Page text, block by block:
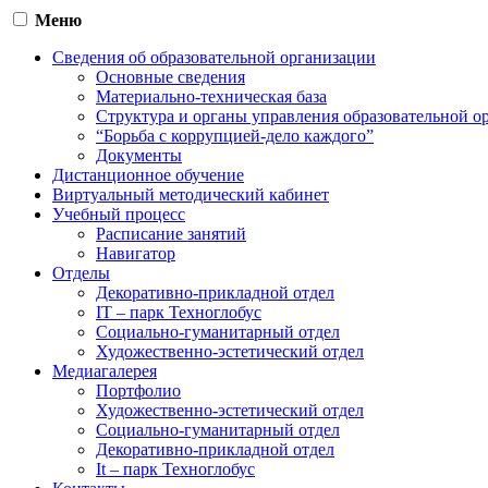
Меню
Сведения об образовательной организации
Основные сведения
Материально-техническая база
Структура и органы управления образовательной
“Борьба с коррупцией-дело каждого”
Документы
Дистанционное обучение
Виртуальный методический кабинет
Учебный процесс
Расписание занятий
Навигатор
Отделы
Декоративно-прикладной отдел
IT – парк Техноглобус
Социально-гуманитарный отдел
Художественно-эстетический отдел
Медиагалерея
Портфолио
Художественно-эстетический отдел
Социально-гуманитарный отдел
Декоративно-прикладной отдел
It – парк Техноглобус